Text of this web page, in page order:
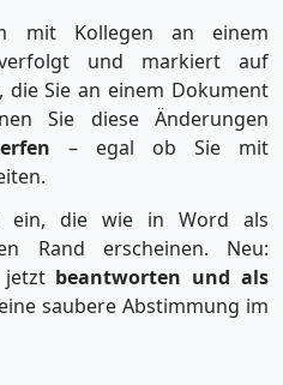
mit Kollegen an einem
verfolgt und markiert auf
, die Sie an einem Dokument
Sie diese Änderungen
– egal ob Sie mit
ein, die wie in Word als
Rand erscheinen. Neu:
jetzt beantworten und als
saubere Abstimmung im